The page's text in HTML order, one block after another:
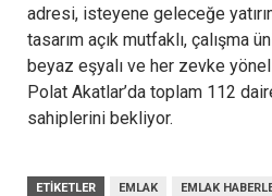
adresi, isteyene geleceğe
tasarım açık mutfaklı, çalışma
beyaz eşyalı ve her zevke
Polat Akatlar’da toplam 112
sahiplerini bekliyor.
ETIKETLER EMLAK EMLAK